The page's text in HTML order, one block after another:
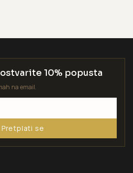
10% popusta
na email.
Pretplati se